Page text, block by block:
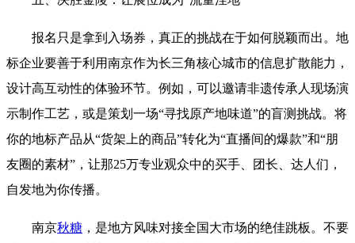
报名只是拿到入场券，真正的挑战在于如何脱颖而出。地
标企业要善于利用南京作为长三角核心城市的信息扩散能力，
设计高互动性的体验环节。例如，可以邀请非遗传承人现场演
示制作工艺，或是策划一场“寻找原产地味道”的盲测挑战。将
你的地标产品从“货架上的商品”转化为“直播间的爆款”和“朋
友圈的素材”，让那25万专业观众中的买手、团长、达人们，
自发地为你传播。
南京秋糖 ，是地方风味对接全国大市场的绝佳跳板。不要